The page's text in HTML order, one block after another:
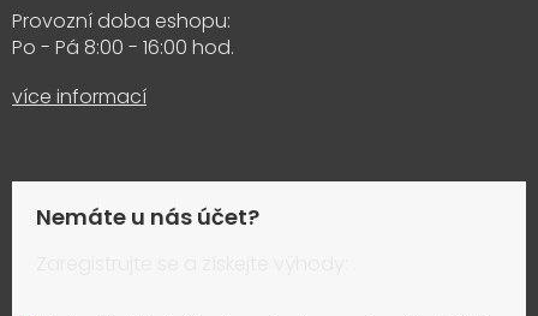
Provozní doba eshopu:
Po - Pá 8:00 - 16:00 hod.
více informací
Nemáte u nás účet?